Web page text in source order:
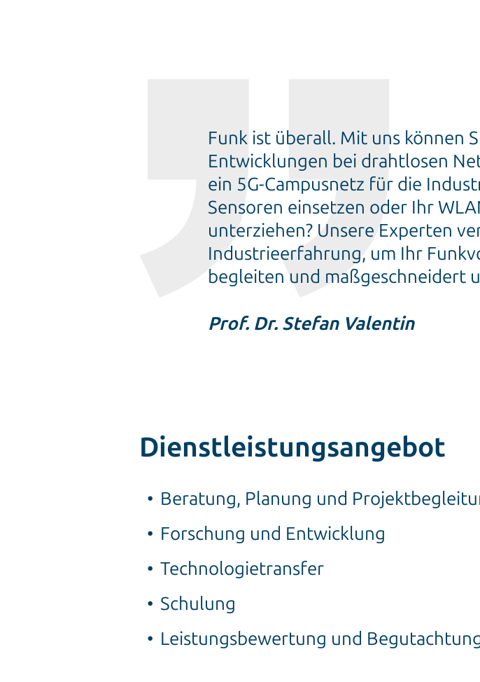
Funk ist überall. Mit uns können
Entwicklungen bei drahtlosen
ein 5G-Campusnetz für die
Sensoren einsetzen oder Ihr
unterziehen? Unsere Experten
Industrieerfahrung, um Ihr
begleiten und maßgeschneidert
Prof. Dr. Stefan Valentin
Dienstleistungsangebot
Beratung, Planung und
Forschung und Entwicklung
Technologietransfer
Schulung
Leistungsbewertung und